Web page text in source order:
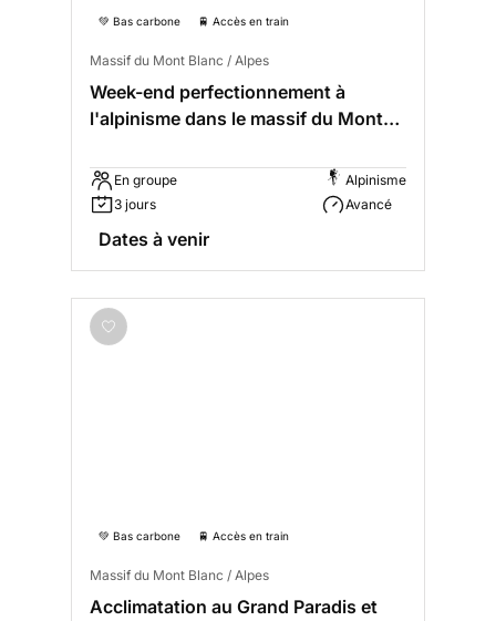
💚 Bas carbone 🚆 Accès en train
Massif du Mont Blanc / Alpes
Week-end perfectionnement à
l'alpinisme dans le massif du Mont
En groupe
3 jours
Alpinisme
Avancé
Dates à venir
💚 Bas carbone 🚆 Accès en train
Massif du Mont Blanc / Alpes
Acclimatation au Grand Paradis et